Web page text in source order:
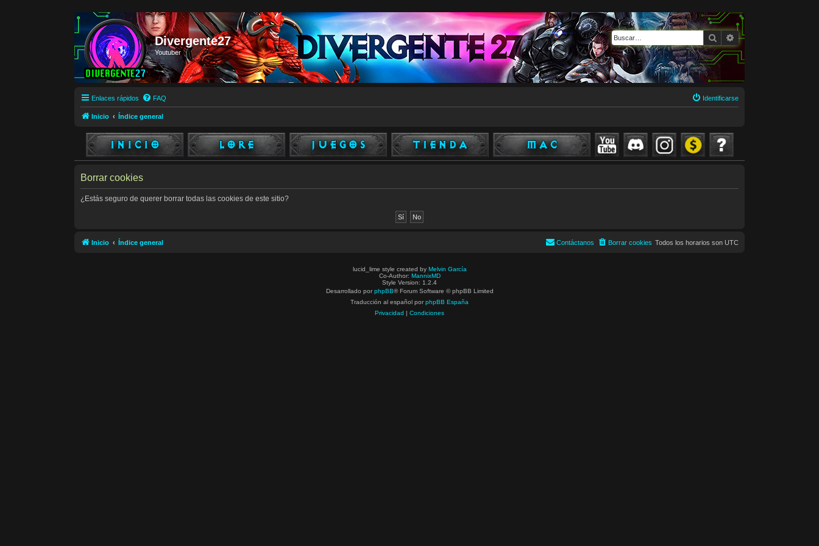
Divergente27
Youtuber
BuscarBúsqueda avanzada
Enlaces rápidos FAQ Identificarse
Inicio Índice general
Borrar cookies
¿Estás seguro de querer borrar todas las cookies de este sitio?
Inicio Índice general Todos los horarios son UTC
Borrar cookies
Contáctanos
lucid_lime style created by Melvin García
Co-Author: MannixMD
Style Version: 1.2.4
Desarrollado por phpBB® Forum Software © phpBB Limited
Traducción al español por phpBB España
Privacidad | Condiciones